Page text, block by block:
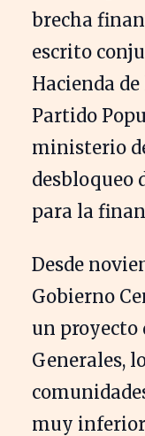
brecha
escrito
Hacienda
Partido
ministerio
desbloqueo
para la
Desde
Gobierno
un proyecto
Generales,
muy